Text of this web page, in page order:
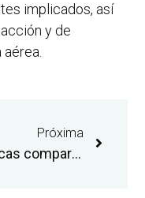
implicados, así
y de
Próxima
Aerocas comparte los canales de denuncia del sistema interno de información (SII-GVA)